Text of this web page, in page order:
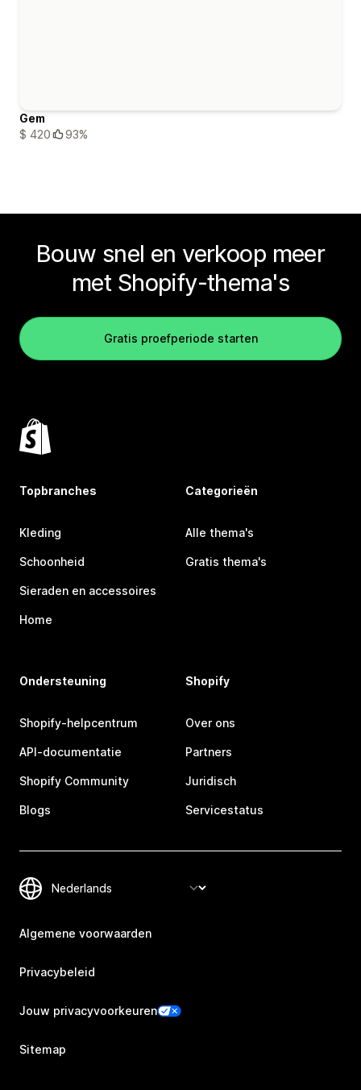
Gem
$ 420
93%
Bouw snel en verkoop meer
met Shopify-thema's
Gratis proefperiode starten
Topbranches
Kleding
Schoonheid
Sieraden en accessoires
Home
Categorieën
Alle thema's
Gratis thema's
Ondersteuning
Shopify-helpcentrum
API-documentatie
Shopify Community
Blogs
Shopify
Over ons
Partners
Juridisch
Servicestatus
Algemene voorwaarden
Privacybeleid
Jouw privacyvoorkeuren
Sitemap